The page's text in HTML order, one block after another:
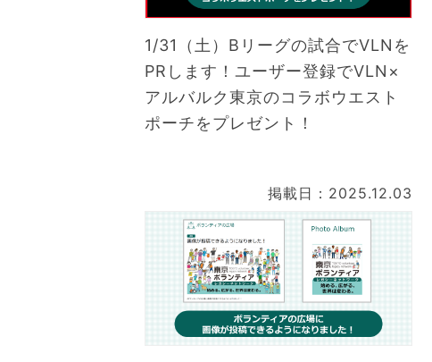
1/31（土）Bリーグの試合でVLNを
PRします！ユーザー登録でVLN×
アルバルク東京のコラボウエスト
ポーチをプレゼント！
掲載日：2025.12.03